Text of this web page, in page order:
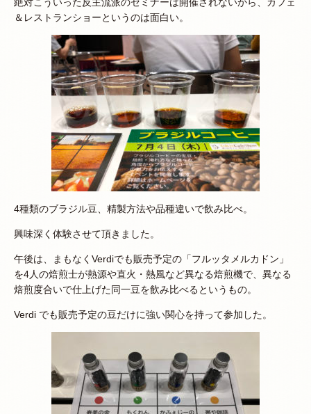
＆レストランショーというのは面白い。
4種類のブラジル豆、精製方法や品種違いで飲み比べ。
興味深く体験させて頂きました。
午後は、まもなくVerdiでも販売予定の「フルッタメルカドン」
を4人の焙煎士が熱源や直火・熱風など異なる焙煎機で、異なる
焙煎度合いで仕上げた同一豆を飲み比べるというもの。
Verdi でも販売予定の豆だけに強い関心を持って参加した。